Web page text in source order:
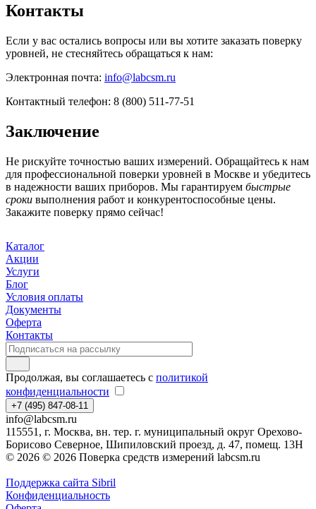
Контакты
Если у вас остались вопросы или вы хотите заказать поверку
уровней, не стесняйтесь обращаться к нам:
Электронная почта: info@labcsm.ru
Контактный телефон: 8 (800) 511-77-51
Заключение
Не рискуйте точностью ваших измерений. Обращайтесь к нам
для профессиональной поверки уровней в Москве и убедитесь
в надежности ваших приборов. Мы гарантируем быстрые
сроки выполнения работ и конкурентоспособные цены.
Закажите поверку прямо сейчас!
Каталог
Акции
Услуги
Блог
Условия оплаты
Документы
Оферта
Контакты
Продолжая, вы соглашаетесь с политикой
конфиденциальности
+7 (495) 847-08-11
info@labcsm.ru
115551, г. Москва, вн. тер. г. муниципальный округ Орехово-
Борисово Северное, Шипиловский проезд, д. 47, помещ. 13Н
© 2026 © 2026 Поверка средств измерений labcsm.ru
Поддержка сайта Sibril
Конфиденциальность